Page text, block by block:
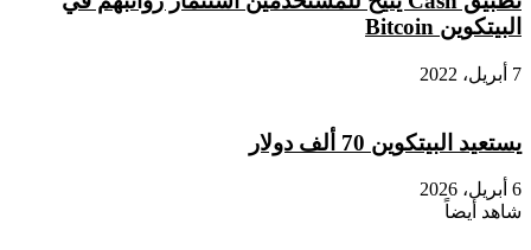
البيتكوين Bitcoin
7 أبريل، 2022
يستعيد البيتكوين 70 ألف دولار
6 أبريل، 2026
شاهد أيضاً